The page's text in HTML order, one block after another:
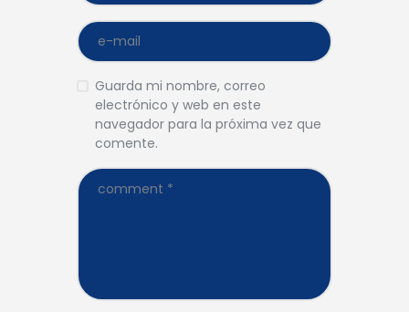
Guarda mi nombre, correo
electrónico y web en este
navegador para la próxima vez que
comente.